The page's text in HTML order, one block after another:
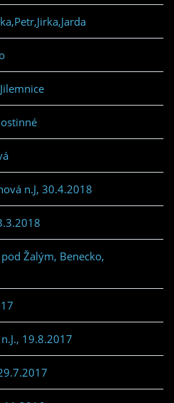
n.J, 30.4.2018
Žalým, Benecko,
19.8.2017